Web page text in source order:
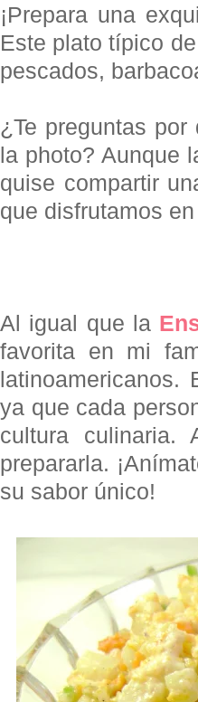
¡Prepara una
Este plato típico
pescados,
¿Te preguntas
la photo? Aunque
quise compartir
que disfrutamos
Al igual que la
favorita en mi
latinoamericanos.
ya que cada
cultura culinaria.
prepararla.
su sabor único!